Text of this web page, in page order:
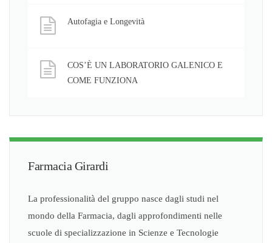
Autofagia e Longevità
COS’È UN LABORATORIO GALENICO E
COME FUNZIONA
Farmacia Girardi
La professionalità del gruppo nasce dagli studi nel
mondo della Farmacia, dagli approfondimenti nelle
scuole di specializzazione in Scienze e Tecnologie